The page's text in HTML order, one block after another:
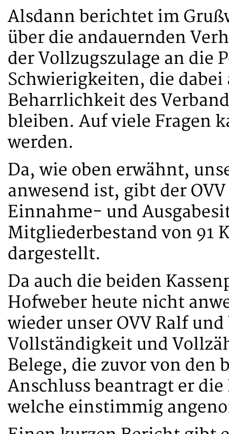
Alsdann berichtet im
über die andauernden
der Vollzugszulage an die
Schwierigkeiten, die
Beharrlichkeit des
bleiben. Auf viele Fragen
werden.
Da, wie oben erwähnt,
anwesend ist, gibt der
Einnahme- und
Mitgliederbestand von 91
dargestellt.
Da auch die beiden
Hofweber heute nicht
wieder unser OVV Ralf
Vollständigkeit und
Belege, die zuvor von den
Anschluss beantragt er
welche einstimmig